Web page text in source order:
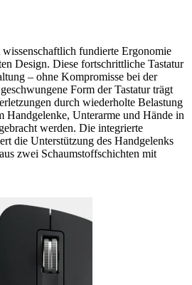
fundierte Ergonomie
Design. Diese fortschrittliche Tastatur
– ohne Kompromisse bei der
Form der Tastatur trägt
durch wiederholte Belastung
Handgelenke, Unterarme und Hände in
werden. Die integrierte
die Unterstützung des Handgelenks
zwei Schaumstoffschichten mit